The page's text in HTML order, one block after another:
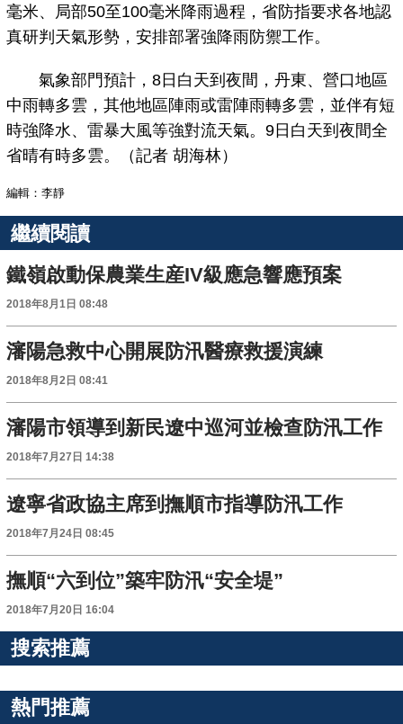
毫米、局部50至100毫米降雨過程，省防指要求各地認
真研判天氣形勢，安排部署強降雨防禦工作。
氣象部門預計，8日白天到夜間，丹東、營口地區
中雨轉多雲，其他地區陣雨或雷陣雨轉多雲，並伴有短
時強降水、雷暴大風等強對流天氣。9日白天到夜間全
省晴有時多雲。（記者 胡海林）
編輯：李靜
繼續閱讀
鐵嶺啟動保農業生産IV級應急響應預案
2018年8月1日 08:48
瀋陽急救中心開展防汛醫療救援演練
2018年8月2日 08:41
瀋陽市領導到新民遼中巡河並檢查防汛工作
2018年7月27日 14:38
遼寧省政協主席到撫順市指導防汛工作
2018年7月24日 08:45
撫順“六到位”築牢防汛“安全堤”
2018年7月20日 16:04
搜索推薦
熱門推薦